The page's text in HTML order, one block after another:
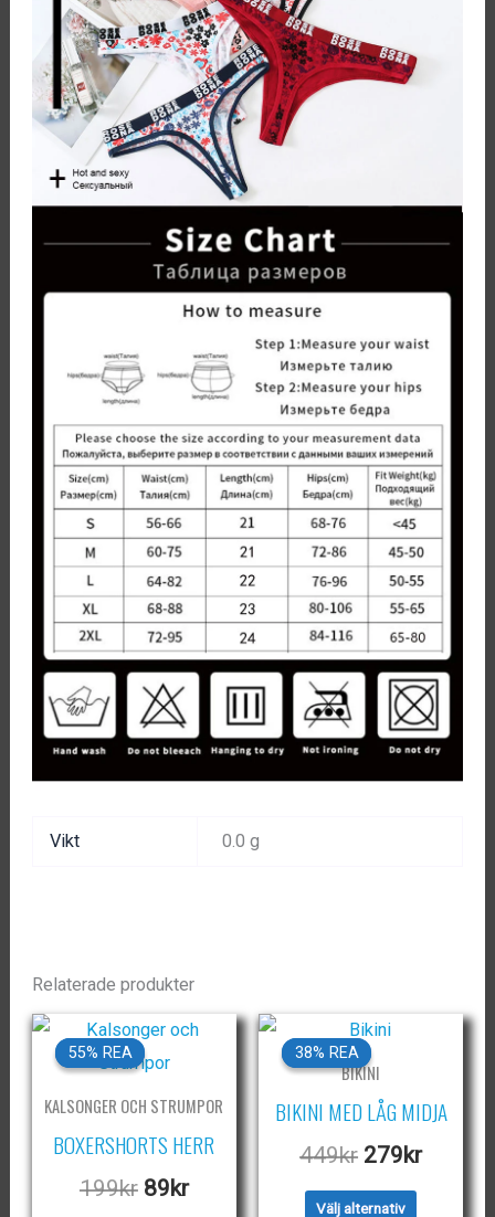
Vikt 0.0 g
Relaterade produkter
55% REA
55% REA
KALSONGER OCH STRUMPOR
BOXERSHORTS HERR
199kr Det
89krDet
38% REA
38% REA
BIKINI
BIKINI MED LÅG MIDJA
449kr Det
ursprungliga
279krDet
Välj alternativ Den